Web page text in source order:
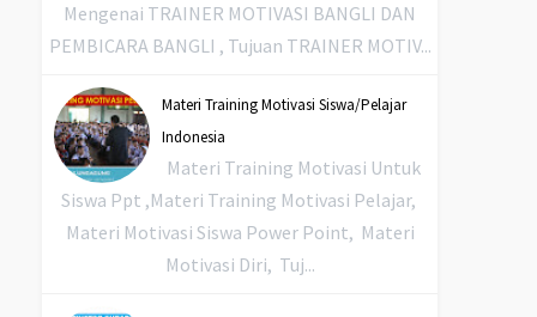
Mengenai TRAINER MOTIVASI BANGLI DAN
PEMBICARA BANGLI , Tujuan TRAINER MOTIV...
Materi Training Motivasi Siswa/Pelajar
Indonesia
Materi Training Motivasi Untuk
Siswa Ppt ,Materi Training Motivasi Pelajar,
Materi Motivasi Siswa Power Point, Materi
Motivasi Diri, Tuj...